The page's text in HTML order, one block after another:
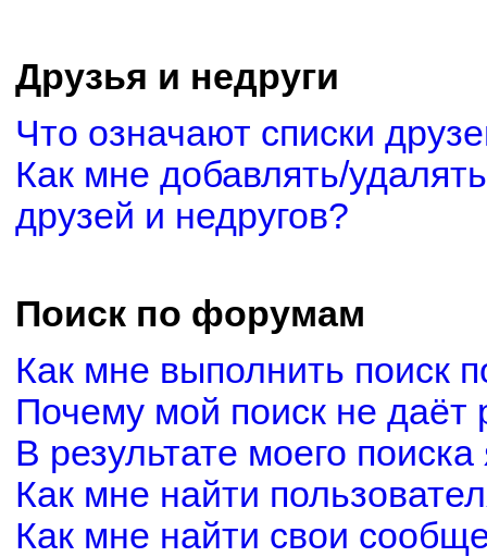
Друзья и недруги
Что означают списки
Как мне добавлять/
друзей и недругов?
Поиск по форумам
Как мне выполнить поиск
Почему мой поиск не даёт
В результате моего
Как мне найти
Как мне найти свои